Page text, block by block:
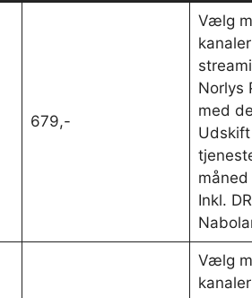
679,-
Vælg
Norlys
med
måned
Inkl.
Vælg